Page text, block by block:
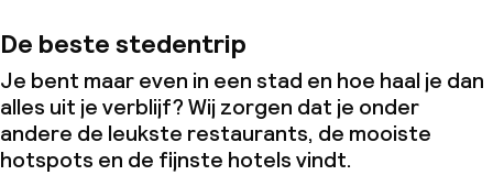
De beste stedentrip
Je bent maar even in een stad en hoe haal je dan
alles uit je verblijf? Wij zorgen dat je onder
andere de leukste restaurants, de mooiste
hotspots en de fijnste hotels vindt.